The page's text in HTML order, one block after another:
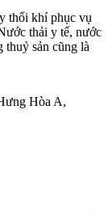
thổi khí phục vụ
thải y tế, nước
thuỷ sản cũng là
Hòa A,